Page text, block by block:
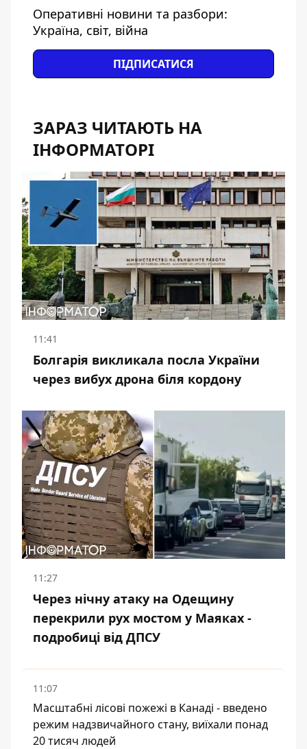
Оперативні новини та разбори:
Україна, світ, війна
ПІДПИСАТИСЯ
ЗАРАЗ ЧИТАЮТЬ НА
ІНФОРМАТОРІ
11:41
Болгарія викликала посла України
через вибух дрона біля кордону
11:27
Через нічну атаку на Одещину
перекрили рух мостом у Маяках -
подробиці від ДПСУ
11:07
Масштабні лісові пожежі в Канаді - введено
режим надзвичайного стану, виїхали понад
20 тисяч людей